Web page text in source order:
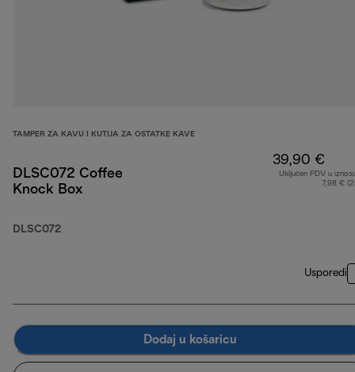
TAMPER ZA KAVU I KUTIJA ZA OSTATKE KAVE
DLSC072 Coffee
Knock Box
DLSC072
39,90 €
Uključen PDV u
7,98 €
Usporedi
Dodaj u košaricu